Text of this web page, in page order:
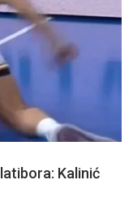
Kalinić